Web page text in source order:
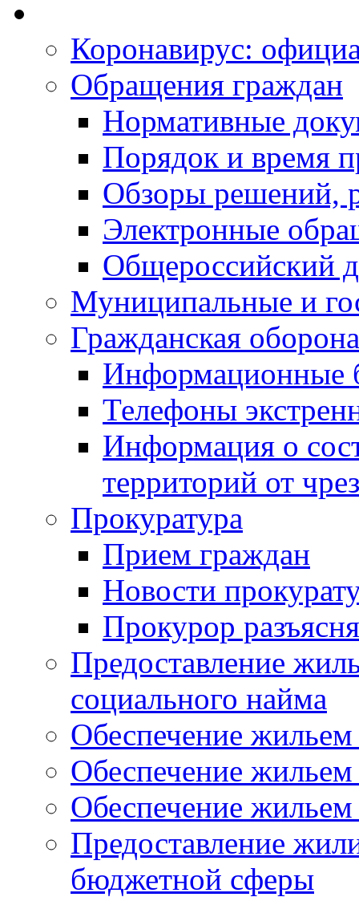
Коронавирус:
Обращения граждан
Нормативные
Порядок и время
Обзоры решений,
Электронные
Общероссийский
Муниципальные и
Гражданская
Информационные
Телефоны
Информация о
территорий от
Прокуратура
Прием граждан
Новости
Прокурор
Предоставление
социального найма
Обеспечение
Обеспечение
Обеспечение жильем
Предоставление
бюджетной сферы